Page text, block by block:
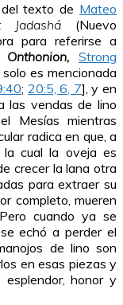
texto de Mateo
Jadashá (Nuevo
para referirse a
Onthonion,
Strong
es mencionada
; 20:5, 6, 7], y en
las vendas de lino
Mesías mientras
radica en que, a
la cual la oveja es
crecer la lana otra
para extraer su
completo, mueren
cuando ya se
echó a perder el
de lino son
en esas piezas y
honor y